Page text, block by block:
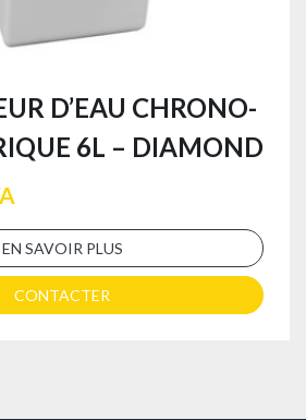
D’EAU CHRONO-
6L – DIAMOND
EN SAVOIR PLUS
CONTACTER